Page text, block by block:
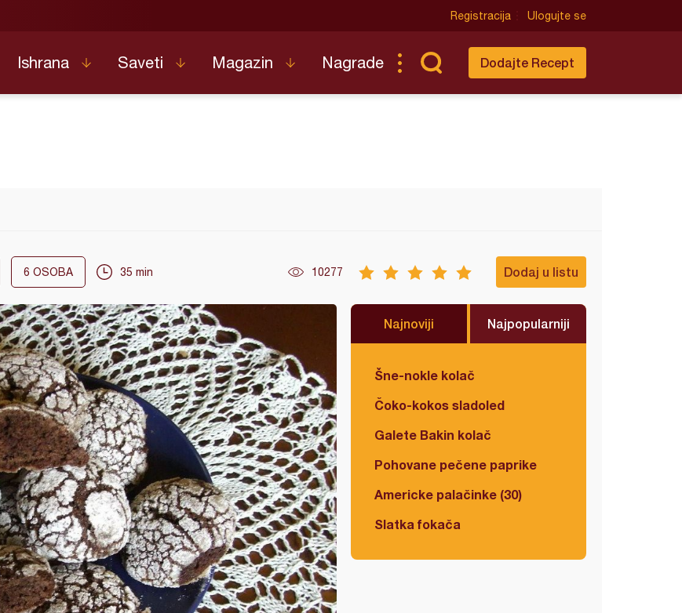
Registracija Ulogujte se
Ishrana Saveti Magazin Nagrade Dodajte Recept
6 OSOBA 35 min 10277 Dodaj u listu
Najnoviji Najpopularniji
Šne-nokle kolač
Čoko-kokos sladoled
Galete Bakin kolač
Pohovane pečene paprike
Americke palačinke (30)
Slatka fokača